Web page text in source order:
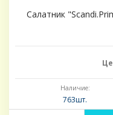
Салатник
Наличие:
763шт.